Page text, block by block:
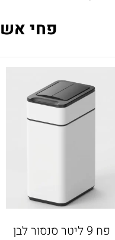
פחי
פח 9 ליטר סנסור לבן